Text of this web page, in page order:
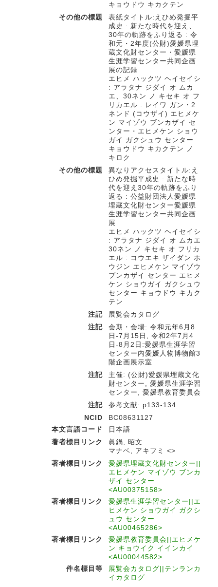
キョウドウ キカクテン
その他の標題
表紙タイトル:えひめ発掘平
成史 : 新たな時代を迎え、
30年の軌跡をふり返る : 令
和元・2年度(公財)愛媛県埋
蔵文化財センター・愛媛県
生涯学習センター共同企画
展の記録
エヒメ ハックツ ヘイセイシ
: アラタナ ジダイ オ ムカ
エ、30ネン ノ キセキ オ フ
リカエル : レイワ ガン・2
ネンド (コウザイ) エヒメケ
ン マイゾウ ブンカザイ セ
ンター・エヒメケン ショウ
ガイ ガクシュウ センター
キョウドウ キカクテン ノ
キロク
その他の標題
異なりアクセスタイトル:え
ひめ発掘平成史 : 新たな時
代を迎え30年の軌跡をふり
返る : 公益財団法人愛媛県
埋蔵文化財センター愛媛県
生涯学習センター共同企画
展
エヒメ ハックツ ヘイセイシ
: アラタナ ジダイ オ ムカエ
30ネン ノ キセキ オ フリカ
エル : コウエキ ザイダン ホ
ウジン エヒメケン マイゾウ
ブンカザイ センター エヒメ
ケン ショウガイ ガクシュウ
センター キョウドウ キカク
テン
注記
展覧会カタログ
注記
会期・会場: 令和元年6月8
日-7月15日, 令和2年7月4
日-8月2日:愛媛県生涯学習
センター内愛媛人物博物館3
階企画展示室
注記
主催: (公財)愛媛県埋蔵文化
財センター, 愛媛県生涯学習
センター, 愛媛県教育委員会
注記
参考文献: p133-134
NCID
BC08631127
本文言語コード
日本語
著者標目リンク
眞鍋, 昭文
マナベ, アキフミ <>
著者標目リンク
愛媛県埋蔵文化財センター||
エヒメケン マイゾウ ブンカ
ザイ センター
<AU00375158>
著者標目リンク
愛媛県生涯学習センター||エ
ヒメケン ショウガイ ガクシ
ュウ センター
<AU00465286>
著者標目リンク
愛媛県教育委員会||エヒメケ
ン キョウイク イインカイ
<AU00044582>
件名標目等
展覧会カタログ||テンランカ
イカタログ